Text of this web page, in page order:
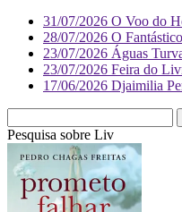
31/07/2026 O Voo do
28/07/2026 O
23/07/2026 Águas
23/07/2026 Feira do
17/06/2026 Djaimilia
Pesquisa sobre Literatura